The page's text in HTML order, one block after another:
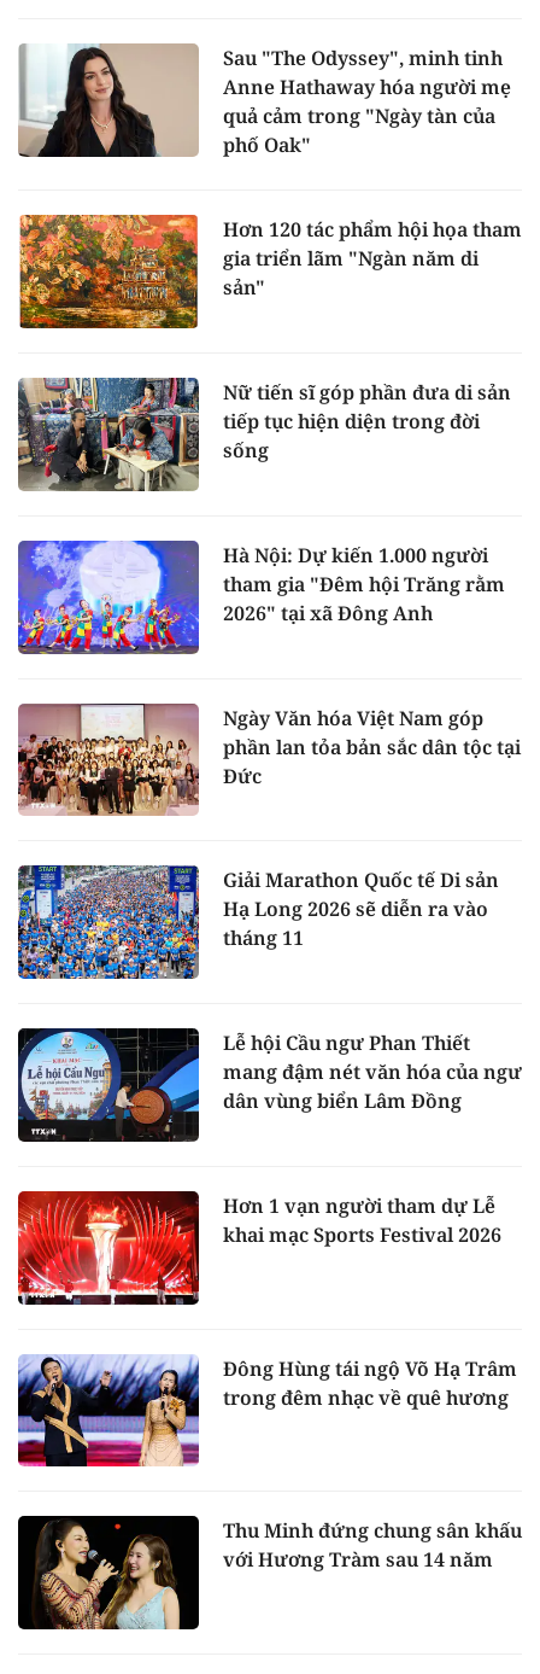
Sau "The Odyssey", minh tinh
Anne Hathaway hóa người mẹ
quả cảm trong "Ngày tàn của
phố Oak"
Hơn 120 tác phẩm hội họa tham
gia triển lãm "Ngàn năm di
sản"
Nữ tiến sĩ góp phần đưa di sản
tiếp tục hiện diện trong đời
sống
Hà Nội: Dự kiến 1.000 người
tham gia "Đêm hội Trăng rằm
2026" tại xã Đông Anh
Ngày Văn hóa Việt Nam góp
phần lan tỏa bản sắc dân tộc tại
Đức
Giải Marathon Quốc tế Di sản
Hạ Long 2026 sẽ diễn ra vào
tháng 11
Lễ hội Cầu ngư Phan Thiết
mang đậm nét văn hóa của ngư
dân vùng biển Lâm Đồng
Hơn 1 vạn người tham dự Lễ
khai mạc Sports Festival 2026
Đông Hùng tái ngộ Võ Hạ Trâm
trong đêm nhạc về quê hương
Thu Minh đứng chung sân khấu
với Hương Tràm sau 14 năm